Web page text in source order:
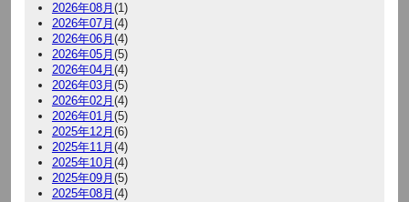
2026年08月 (1)
2026年07月 (4)
2026年06月 (4)
2026年05月 (5)
2026年04月 (4)
2026年03月 (5)
2026年02月 (4)
2026年01月 (5)
2025年12月 (6)
2025年11月 (4)
2025年10月 (4)
2025年09月 (5)
2025年08月 (4)